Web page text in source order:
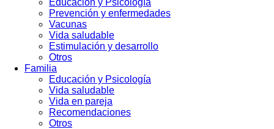
Educación y Psicología
Prevención y enfermedades
Vacunas
Vida saludable
Estimulación y desarrollo
Otros
Familia
Educación y Psicología
Vida saludable
Vida en pareja
Recomendaciones
Otros